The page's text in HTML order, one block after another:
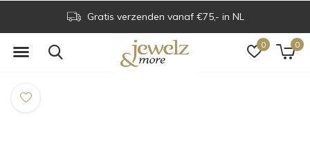
0 0
Gratis verzenden vanaf €75,- in NL